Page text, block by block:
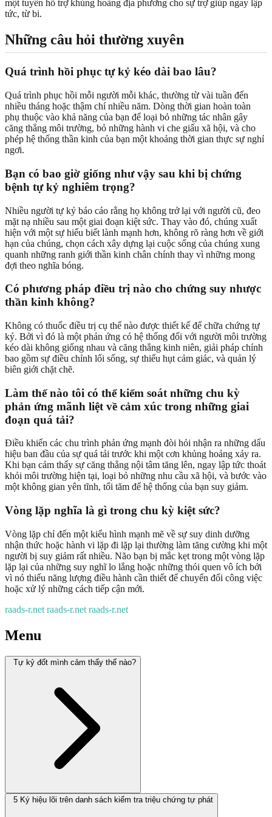
một tuyến hỗ trợ khủng hoảng địa phương cho sự trợ giúp ngay lập
tức, từ bi.
Những câu hỏi thường xuyên
Quá trình hồi phục tự kỷ kéo dài bao lâu?
Quá trình phục hồi mỗi người mỗi khác, thường từ vài tuần đến
nhiều tháng hoặc thậm chí nhiều năm. Dòng thời gian hoàn toàn
phụ thuộc vào khả năng của bạn để loại bỏ những tác nhân gây
căng thẳng môi trường, bỏ những hành vi che giấu xã hội, và cho
phép hệ thống thần kinh của bạn một khoảng thời gian thực sự nghỉ
ngơi.
Bạn có bao giờ giống như vậy sau khi bị chứng
bệnh tự kỷ nghiêm trọng?
Nhiều người tự kỷ báo cáo rằng họ không trở lại với người cũ, đeo
mặt nạ nhiều sau một giai đoạn kiệt sức. Thay vào đó, chúng xuất
hiện với một sự hiểu biết lành mạnh hơn, không rõ ràng hơn về giới
hạn của chúng, chọn cách xây dựng lại cuộc sống của chúng xung
quanh những ranh giới thần kinh chân chính thay vì những mong
đợi theo nghĩa bóng.
Có phương pháp điều trị nào cho chứng suy nhược
thần kinh không?
Không có thuốc điều trị cụ thể nào được thiết kế để chữa chứng tự
kỷ. Bởi vì đó là một phản ứng có hệ thống đối với người môi trường
kéo dài không giống nhau và căng thẳng kinh niên, giải pháp chính
bao gồm sự điều chỉnh lối sống, sự thiếu hụt cảm giác, và quản lý
biên giới chặt chẽ.
Làm thế nào tôi có thể kiểm soát những chu kỳ
phản ứng mãnh liệt về cảm xúc trong những giai
đoạn quá tải?
Điều khiển các chu trình phản ứng mạnh đòi hỏi nhận ra những dấu
hiệu ban đầu của sự quá tải trước khi một cơn khủng hoảng xảy ra.
Khi bạn cảm thấy sự căng thẳng nội tâm tăng lên, ngay lập tức thoát
khỏi môi trường hiện tại, loại bỏ những nhu cầu xã hội, và bước vào
một không gian yên tĩnh, tối tăm để hệ thống của bạn suy giảm.
Vòng lặp nghĩa là gì trong chu kỳ kiệt sức?
Vòng lặp chỉ đến một kiểu hình mạnh mẽ về sự suy dinh dưỡng
nhận thức hoặc hành vi lặp đi lặp lại thường làm tăng cường khi một
người bị suy giảm rất nhiều. Não bạn bị mắc kẹt trong một vòng lặp
lặp lại của những suy nghĩ lo lắng hoặc những thói quen vô ích bởi
vì nó thiếu năng lượng điều hành cần thiết để chuyển đổi công việc
hoặc xử lý những cách tiếp cận mới.
raads-r.net raads-r.net raads-r.net
Menu
Tự kỷ đốt mình cảm thấy thế nào?
5 Ký hiệu lõi trên danh sách kiểm tra triệu chứng tự phát